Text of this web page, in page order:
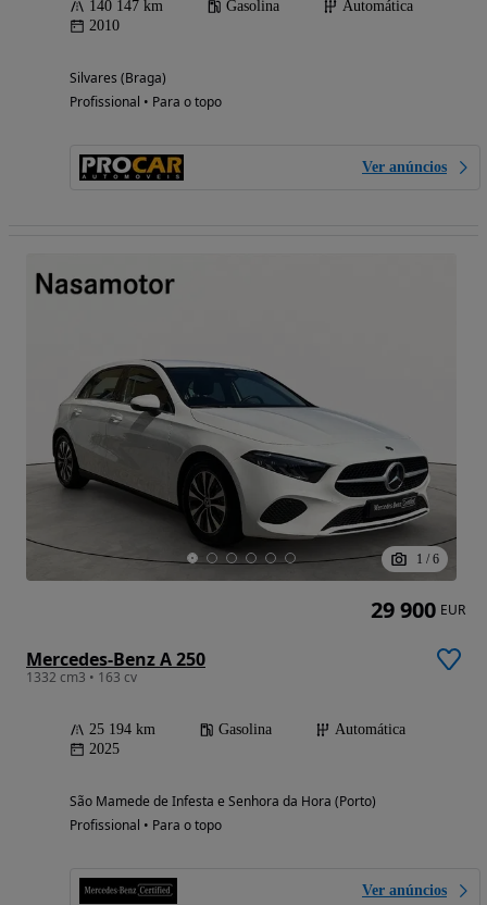
140 147 km Gasolina
Automática
2010
Silvares (Braga)
Profissional • Para o topo
Ver anúncios
1 / 6
Mercedes-Benz A 250
1332 cm3 • 163 cv
25 194 km Gasolina
Automática
2025
São Mamede de Infesta e Senhora da Hora (Porto)
Profissional • Para o topo
Ver anúncios
29 900 EUR